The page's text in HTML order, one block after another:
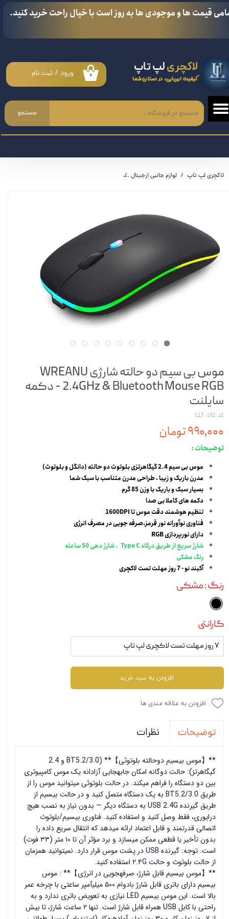
لاکچریلپ تاپ
کیفیت اروپایی، در دستان شما
جستجو
۰ ورود / ثبت نام
حساب کاربری من
سفارشات
خروج از حساب کاربری
قیمت ها و موجودی ها به روز است با خیال راحت خرید کنید.
لاکچری لپ تاپ لوازم جانبی ارجینال
موس بی سیم دو حالته شارژی WREANU
2.4GHz & Bluetooth Mouse RGB - دکمه
سایلنت
کد کالا: LLT
۹۹۰,۰۰۰ تومان
توضیحات :
موس بی سیم 2.4 گیگاهرتزی بلوتوث دو حالته (دانگل و بلوتوث)
مدرن باریک و زیبا ، طراحی مدرن متناسب با سبک شما
بسیار سبک و باریک با وزن 85 گرم
دکمه های کاملا بی صدا
تنظیم هوشمند دقت موس تا 1600DPI
فناوری نوآورانه نور قرمز،صرفه جویی در مصرف انرژی
دارای نورپردازی RGB
شارژ سریع از طریق درگاه Type C ، شارژ دهی 50 ساعته
رنگ مشکی
آکبند نو - 7 روز مهلت تست لاکچری
رنگ: مشکی
گارانتی
۷ روز مهلت تست لاکچری لپ تاپ
افزودن به سبد خرید
افزودن به علاقه مندی ها
توضیحات نظرات
**【موس بیسیم دوحالته بلوتوثی】** (BT5.2/3.0 و 2.4
گیگاهرتز): حالت دوگانه امکان جابهجایی آزادانه یک موس کامپیوتری
بین دو دستگاه را فراهم میکند. در حالت بلوتوثی میتوانید موس را از
طریق BT5.2/3.0 به یک دستگاه متصل کنید و در حالت بیسیم از
طریق گیرنده USB 2.4G به دستگاه دیگر — بدون نیاز به نصب هیچ
درایوری، فقط وصل کنید و استفاده کنید. فناوری بیسیم/بلوتوث
اتصالی قدرتمند و قابل اعتماد ارائه میدهد که انتقال سریع داده را
بدون تأخیر یا قطعی ممکن میسازد و برد مؤثر آن تا ۱۰ متر (۳۳ فوت)
است. توجه: گیرنده USB در پشت موس قرار دارد. نمیتوانید همزمان
از حالت بلوتوث و حالت ۲.۴G استفاده کنید.
**【موس بیسیم قابل شارژ، صرفهجویی در انرژی】** : موس
بیسیم دارای باتری قابل شارژ بادوام ۵۰۰ میلیآمپر ساعتی با چرخه عمر
بالا است. این موس بیسیم LED نیازی به تعویض باتری ندارد و به
راحتی با کابل USB همراه قابل شارژ است. تنها ۲ ساعت شارژ، تا بیش